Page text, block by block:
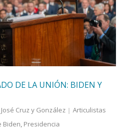
DE LA UNIÓN: BIDEN Y
Cruz y González
Articulistas
Biden, Presidencia